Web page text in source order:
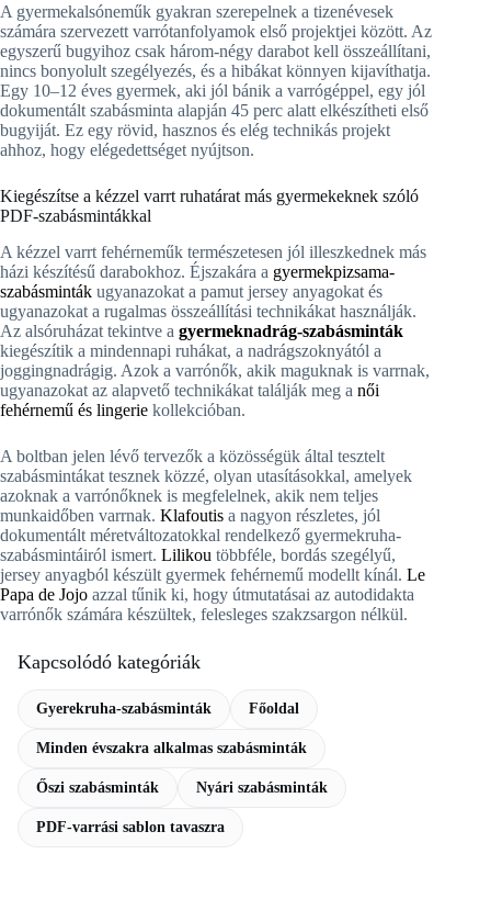
A gyermekalsóneműk gyakran szerepelnek a tizenévesek
számára szervezett varrótanfolyamok első projektjei között. Az
egyszerű bugyihoz csak három-négy darabot kell összeállítani,
nincs bonyolult szegélyezés, és a hibákat könnyen kijavíthatja.
Egy 10–12 éves gyermek, aki jól bánik a varrógéppel, egy jól
dokumentált szabásminta alapján 45 perc alatt elkészítheti első
bugyiját. Ez egy rövid, hasznos és elég technikás projekt
ahhoz, hogy elégedettséget nyújtson.
Kiegészítse a kézzel varrt ruhatárat más gyermekeknek szóló
PDF-szabásmintákkal
A kézzel varrt fehérneműk természetesen jól illeszkednek más
házi készítésű darabokhoz. Éjszakára a gyermekpizsama-
szabásminták ugyanazokat a pamut jersey anyagokat és
ugyanazokat a rugalmas összeállítási technikákat használják.
Az alsóruházat tekintve a gyermeknadrág-szabásminták
kiegészítik a mindennapi ruhákat, a nadrágszoknyától a
joggingnadrágig. Azok a varrónők, akik maguknak is varrnak,
ugyanazokat az alapvető technikákat találják meg a női
fehérnemű és lingerie kollekcióban.
A boltban jelen lévő tervezők a közösségük által tesztelt
szabásmintákat tesznek közzé, olyan utasításokkal, amelyek
azoknak a varrónőknek is megfelelnek, akik nem teljes
munkaidőben varrnak. Klafoutis a nagyon részletes, jól
dokumentált méretváltozatokkal rendelkező gyermekruha-
szabásmintáiról ismert. Lilikou többféle, bordás szegélyű,
jersey anyagból készült gyermek fehérnemű modellt kínál. Le
Papa de Jojo azzal tűnik ki, hogy útmutatásai az autodidakta
varrónők számára készültek, felesleges szakzsargon nélkül.
Kapcsolódó kategóriák
Gyerekruha-szabásminták Főoldal
Minden évszakra alkalmas szabásminták
Őszi szabásminták Nyári szabásminták
PDF-varrási sablon tavaszra